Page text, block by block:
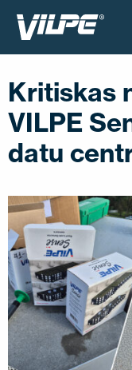
GUDRAIS JUMTS
RISINĀJUMI
UZSTĀDĪŠANA UN
ATSAUKSMES
RAKSTI
PAR MUMS
SAZINIETIES AR
Kritiskas
VILPE
datu